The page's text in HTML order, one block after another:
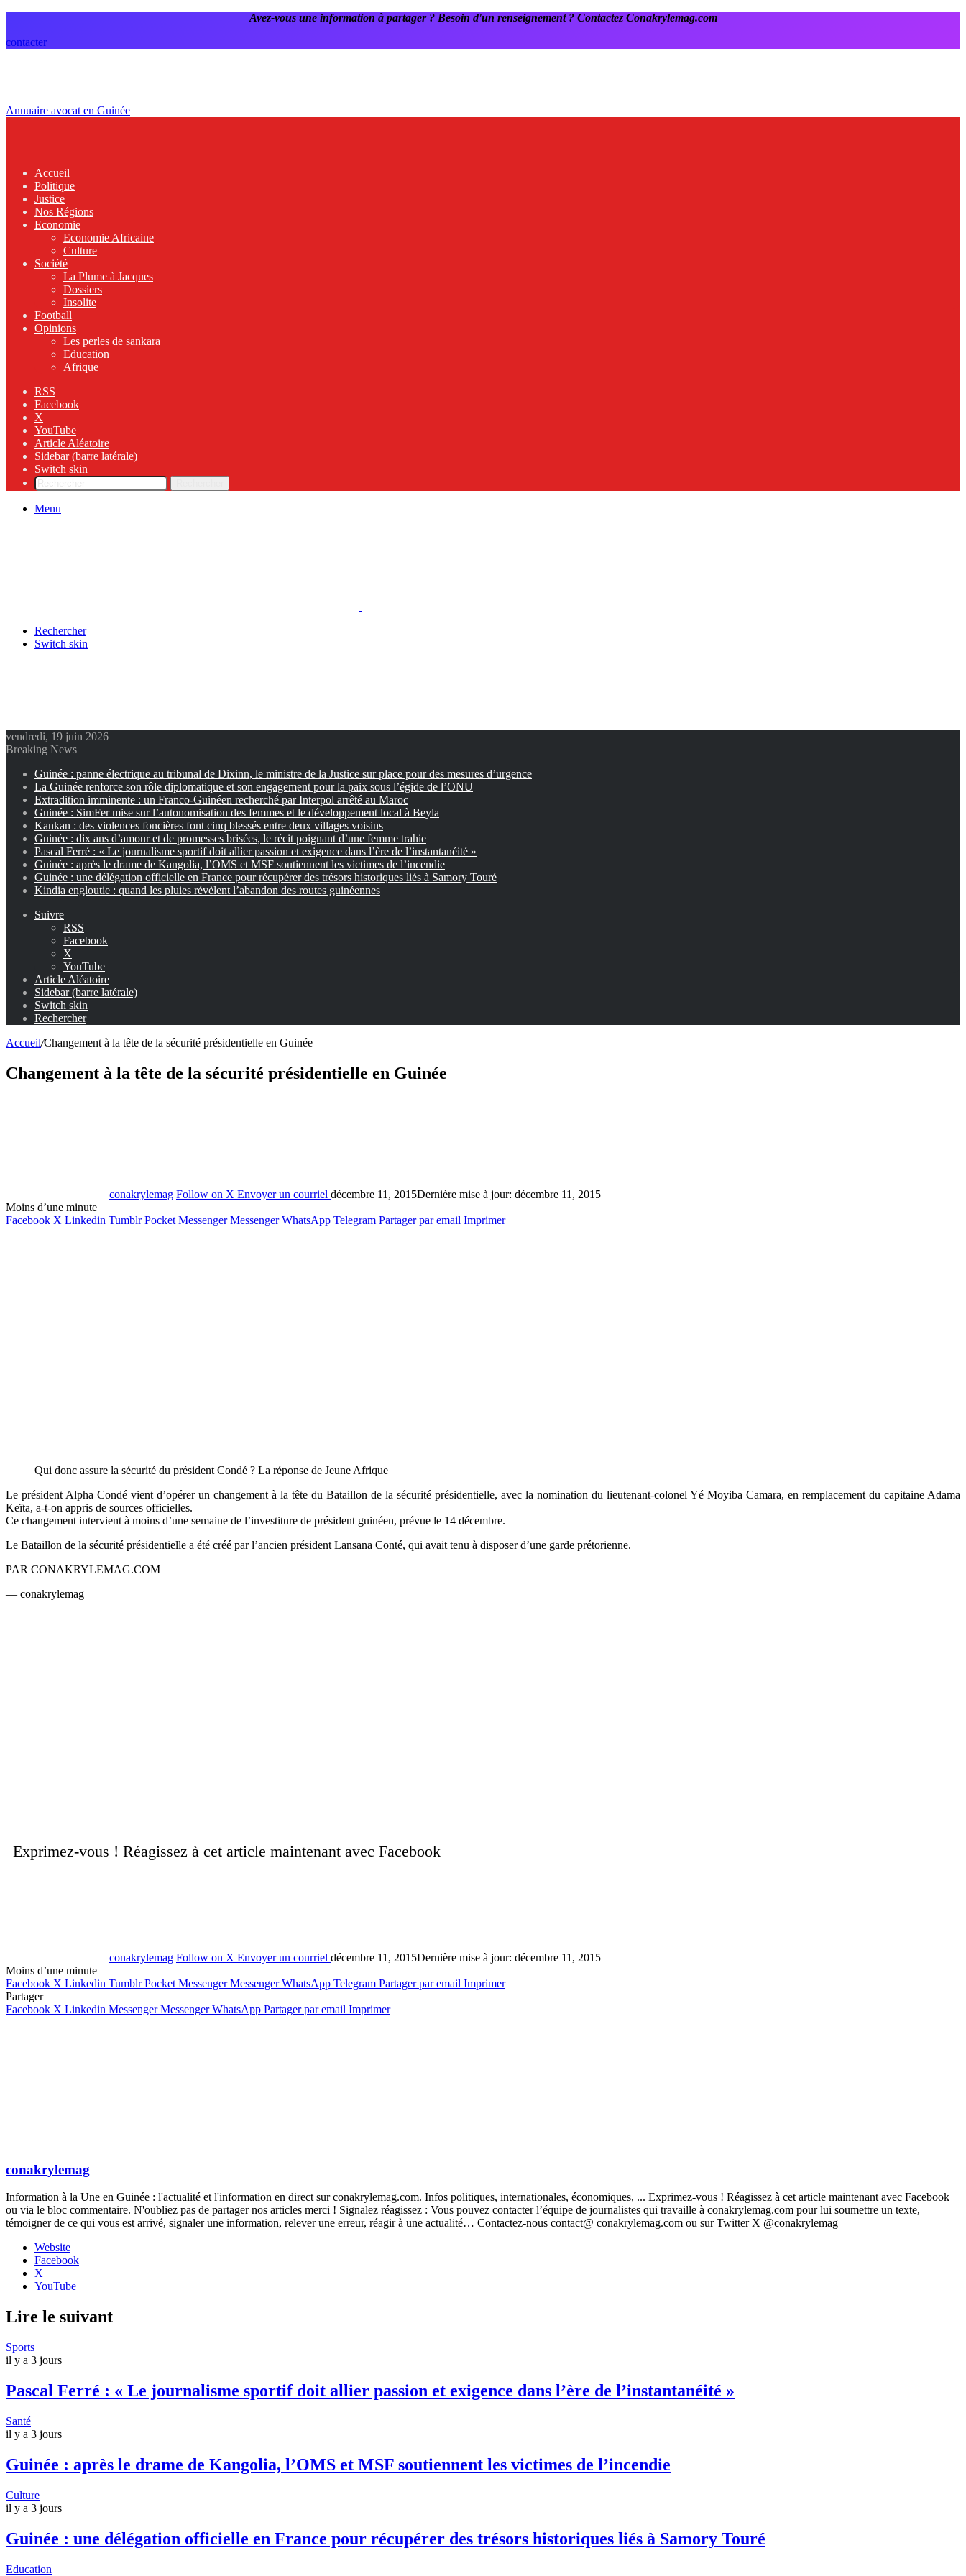
Avez-vous une information à partager ? Besoin d'un renseignement ? Contactez Conakrylemag.com
contacter
Annuaire avocat en Guinée
Accueil
Politique
Justice
Nos Régions
Economie
Economie Africaine
Culture
Société
La Plume à Jacques
Dossiers
Insolite
Football
Opinions
Les perles de sankara
Education
Afrique
RSS
Facebook
X
YouTube
Article Aléatoire
Sidebar (barre latérale)
Switch skin
Menu
Rechercher
Switch skin
vendredi, 19 juin 2026
Breaking News
Guinée : panne électrique au tribunal de Dixinn, le ministre de la Justice sur place pour des mesures d’urgence
La Guinée renforce son rôle diplomatique et son engagement pour la paix sous l’égide de l’ONU
Extradition imminente : un Franco-Guinéen recherché par Interpol arrêté au Maroc
Guinée : SimFer mise sur l’autonomisation des femmes et le développement local à Beyla
Kankan : des violences foncières font cinq blessés entre deux villages voisins
Guinée : dix ans d’amour et de promesses brisées, le récit poignant d’une femme trahie
Pascal Ferré : « Le journalisme sportif doit allier passion et exigence dans l’ère de l’instantanéité »
Guinée : après le drame de Kangolia, l’OMS et MSF soutiennent les victimes de l’incendie
Guinée : une délégation officielle en France pour récupérer des trésors historiques liés à Samory Touré
Kindia engloutie : quand les pluies révèlent l’abandon des routes guinéennes
Suivre
RSS
Facebook
X
YouTube
Article Aléatoire
Sidebar (barre latérale)
Switch skin
Rechercher
Accueil/Changement à la tête de la sécurité présidentielle en Guinée
Changement à la tête de la sécurité présidentielle en Guinée
conakrylemag Follow on X Envoyer un courriel décembre 11, 2015Dernière mise à jour: décembre 11, 2015
Moins d’une minute
Facebook X Linkedin Tumblr Pocket Messenger Messenger WhatsApp Telegram Partager par email Imprimer
Qui donc assure la sécurité du président Condé ? La réponse de Jeune Afrique
Le président Alpha Condé vient d’opérer un changement à la tête du Bataillon de la sécurité présidentielle, avec la nomination du lieutenant-colonel Yé Moyiba Camara, en remplacement du capitaine Adama
Keïta, a-t-on appris de sources officielles.
Ce changement intervient à moins d’une semaine de l’investiture de président guinéen, prévue le 14 décembre.
Le Bataillon de la sécurité présidentielle a été créé par l’ancien président Lansana Conté, qui avait tenu à disposer d’une garde prétorienne.
PAR CONAKRYLEMAG.COM
— conakrylemag
Exprimez-vous ! Réagissez à cet article maintenant avec Facebook
conakrylemag Follow on X Envoyer un courriel décembre 11, 2015Dernière mise à jour: décembre 11, 2015
Moins d’une minute
Facebook X Linkedin Tumblr Pocket Messenger Messenger WhatsApp Telegram Partager par email Imprimer
Partager
Facebook X Linkedin Messenger Messenger WhatsApp Partager par email Imprimer
conakrylemag
Information à la Une en Guinée : l'actualité et l'information en direct sur conakrylemag.com. Infos politiques, internationales, économiques, ... Exprimez-vous ! Réagissez à cet article maintenant avec Facebook
ou via le bloc commentaire. N'oubliez pas de partager nos articles merci ! Signalez réagissez : Vous pouvez contacter l’équipe de journalistes qui travaille à conakrylemag.com pour lui soumettre un texte,
témoigner de ce qui vous est arrivé, signaler une information, relever une erreur, réagir à une actualité… Contactez-nous contact@ conakrylemag.com ou sur Twitter X @conakrylemag
Website
Facebook
X
YouTube
Lire le suivant
Sports
il y a 3 jours
Pascal Ferré : « Le journalisme sportif doit allier passion et exigence dans l’ère de l’instantanéité »
Santé
il y a 3 jours
Guinée : après le drame de Kangolia, l’OMS et MSF soutiennent les victimes de l’incendie
Culture
il y a 3 jours
Guinée : une délégation officielle en France pour récupérer des trésors historiques liés à Samory Touré
Education